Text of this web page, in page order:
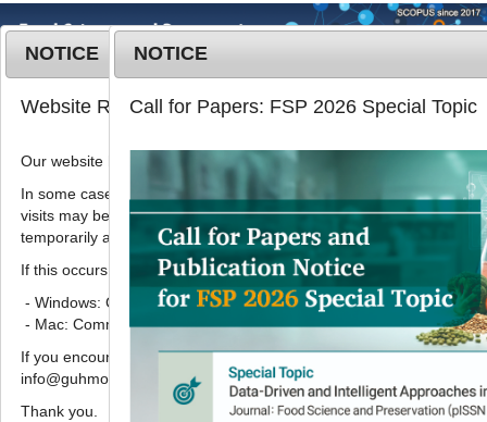
T
o
g
l
e
v
i
g
t
MENU
2019;26(7):808
pISSN: 1738-7248, eISSN: 2287-
7428
DOI:https://doi.org/10.11002/kjfp.2019.26.7.808
Article
포도 과피 및 종자의 탄닌 분석을 위한
추출 용매 조건 탐색
김현일,허윤영 임동준, 이동훈,정성민
진*
NOTICE
Website Renewal Notice
Our website has recently been renewed.
In some cases, images, CSS files, or other settings saved in your
visits may be reused instead of downloading the latest files. As a
temporarily appear incorrectly or may not display properly.
If this occurs, please perform a hard refresh.
- Windows: Ctrl + F5
- Mac: Command + Shift + R
If you encounter any errors or difficulties while using the website,
info@guhmok.com.
Thank you.
NOTICE
Call for Papers: FSP 2026 Special Topic